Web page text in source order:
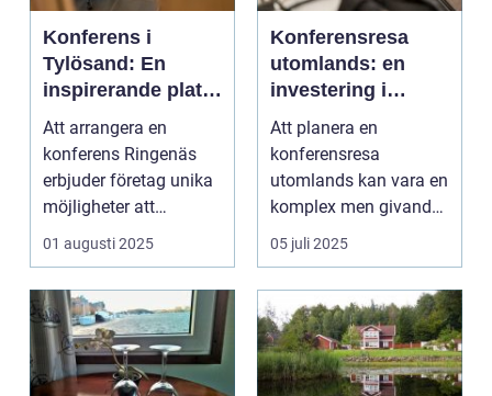
Konferens i
Tylösand: En
inspirerande plats
för din nästa
företagssammank
omst
Att arrangera en
konferens Ringenäs
erbjuder företag unika
möjligheter att
kombinera ...
01 augusti 2025
Konferensresa
utomlands: en
investering i
kunskap och
nätverk
Att planera en
konferensresa
utomlands kan vara en
komplex men givande
upplevelse som
öppnar up...
05 juli 2025